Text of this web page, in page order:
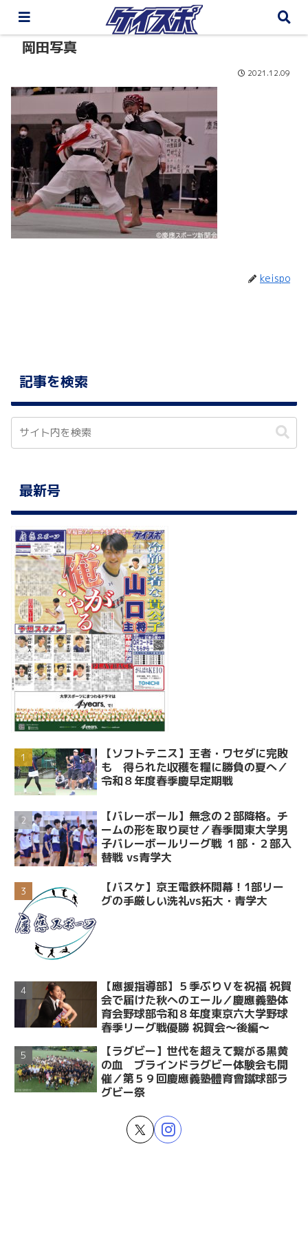
岡田写真
2021.12.09
keispo
記事を検索
最新号
【ソフトテニス】王者・ワセダに完敗
も 得られた収穫を糧に勝負の夏へ／
令和８年度春季慶早定期戦
【バレーボール】無念の２部降格。チ
ームの形を取り戻せ／春季関東大学男
子バレーボールリーグ戦 １部・２部入
替戦 vs青学大
【バスケ】京王電鉄杯開幕！1部リー
グの手厳しい洗礼vs拓大・青学大
【應援指導部】５季ぶりＶを祝福 祝賀
会で届けた秋へのエール／慶應義塾体
育会野球部令和８年度東京六大学野球
春季リーグ戦優勝 祝賀会～後編～
【ラグビー】世代を超えて繋がる黒黄
の血 ブラインドラグビー体験会も開
催／第５９回慶應義塾體育會蹴球部ラ
グビー祭